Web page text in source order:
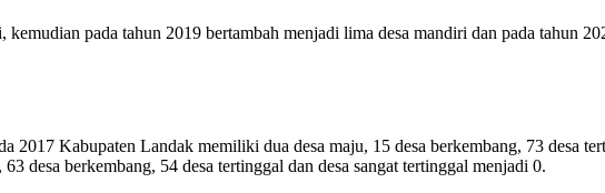
pada tahun 2019 bertambah menjadi lima desa mandiri dan pada tahun
2017 Kabupaten Landak memiliki dua desa maju, 15 desa berkembang, 73 desa
desa berkembang, 54 desa tertinggal dan desa sangat tertinggal menjadi 0.